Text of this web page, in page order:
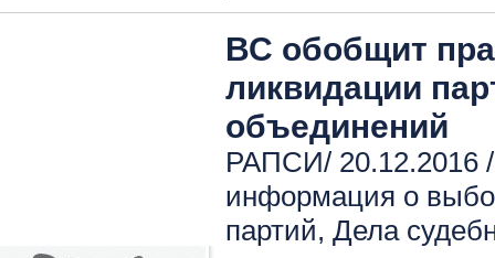
ВС обобщит
ликвидации
объединений
РАПСИ/ 20.12.2016
информация о
партий, Дела